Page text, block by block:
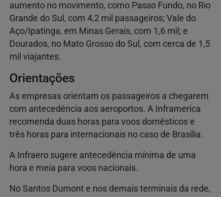
aumento no movimento, como Passo Fundo, no Rio
Grande do Sul, com 4,2 mil passageiros; Vale do
Aço/Ipatinga, em Minas Gerais, com 1,6 mil; e
Dourados, no Mato Grosso do Sul, com cerca de 1,5
mil viajantes.
Orientações
As empresas orientam os passageiros a chegarem
com antecedência aos aeroportos. A Inframerica
recomenda duas horas para voos domésticos e
três horas para internacionais no caso de Brasília.
A Infraero sugere antecedência mínima de uma
hora e meia para voos nacionais.
No Santos Dumont e nos demais terminais da rede,